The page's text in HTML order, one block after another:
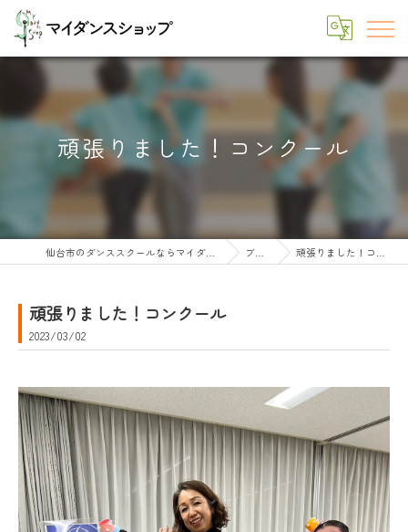
頑張りました！コンクール
仙台市のダンススクールならマイダンスショップ ブログ 頑張りました！コンクール
頑張りました！コンクール
2023/03/02